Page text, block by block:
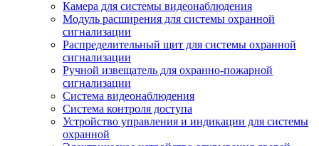
Камера для системы видеонаблюдения
Модуль расширения для системы охранной
сигнализации
Распределительный щит для системы охранной
сигнализации
Ручной извещатель для охранно-пожарной
сигнализации
Система видеонаблюдения
Система контроля доступа
Устройство управления и индикации для системы
охранной